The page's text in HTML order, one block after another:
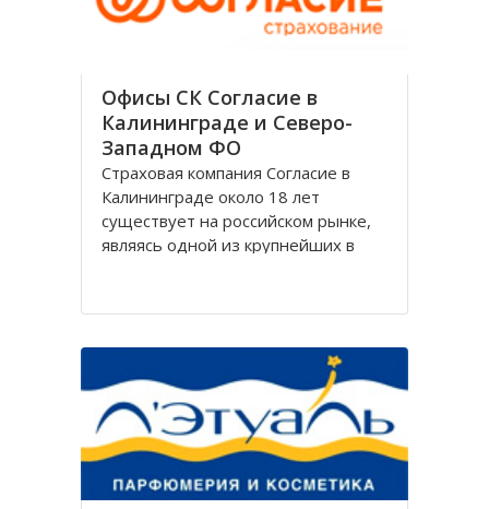
Офисы СК Согласие в
Калининграде и Северо-
Западном ФО
Страховая компания Согласие в
Калининграде около 18 лет
существует на российском рынке,
являясь одной из крупнейших в
только с лучшей стороны.
широко разветвлённую сеть
филиалов, которая охватывает